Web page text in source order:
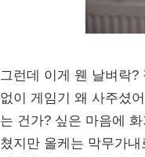
그런데 이게 웬 날벼락
없이 게임기 왜 사주셨
는 건가? 싶은 마음에
쳤지만 올케는 막무가